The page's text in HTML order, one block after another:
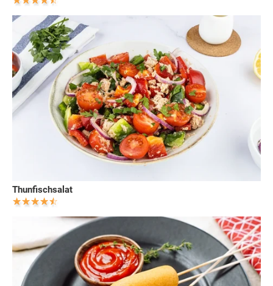
Thunfischsalat